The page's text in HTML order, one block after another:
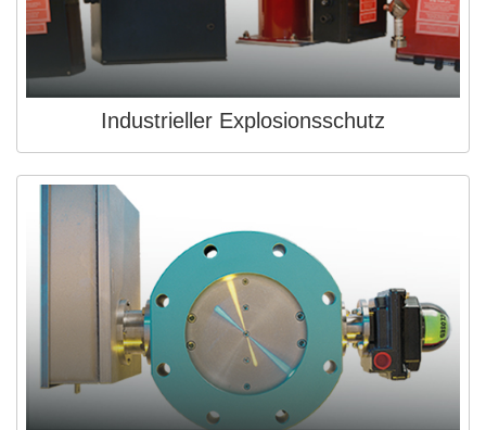
Industrieller Explosionsschutz